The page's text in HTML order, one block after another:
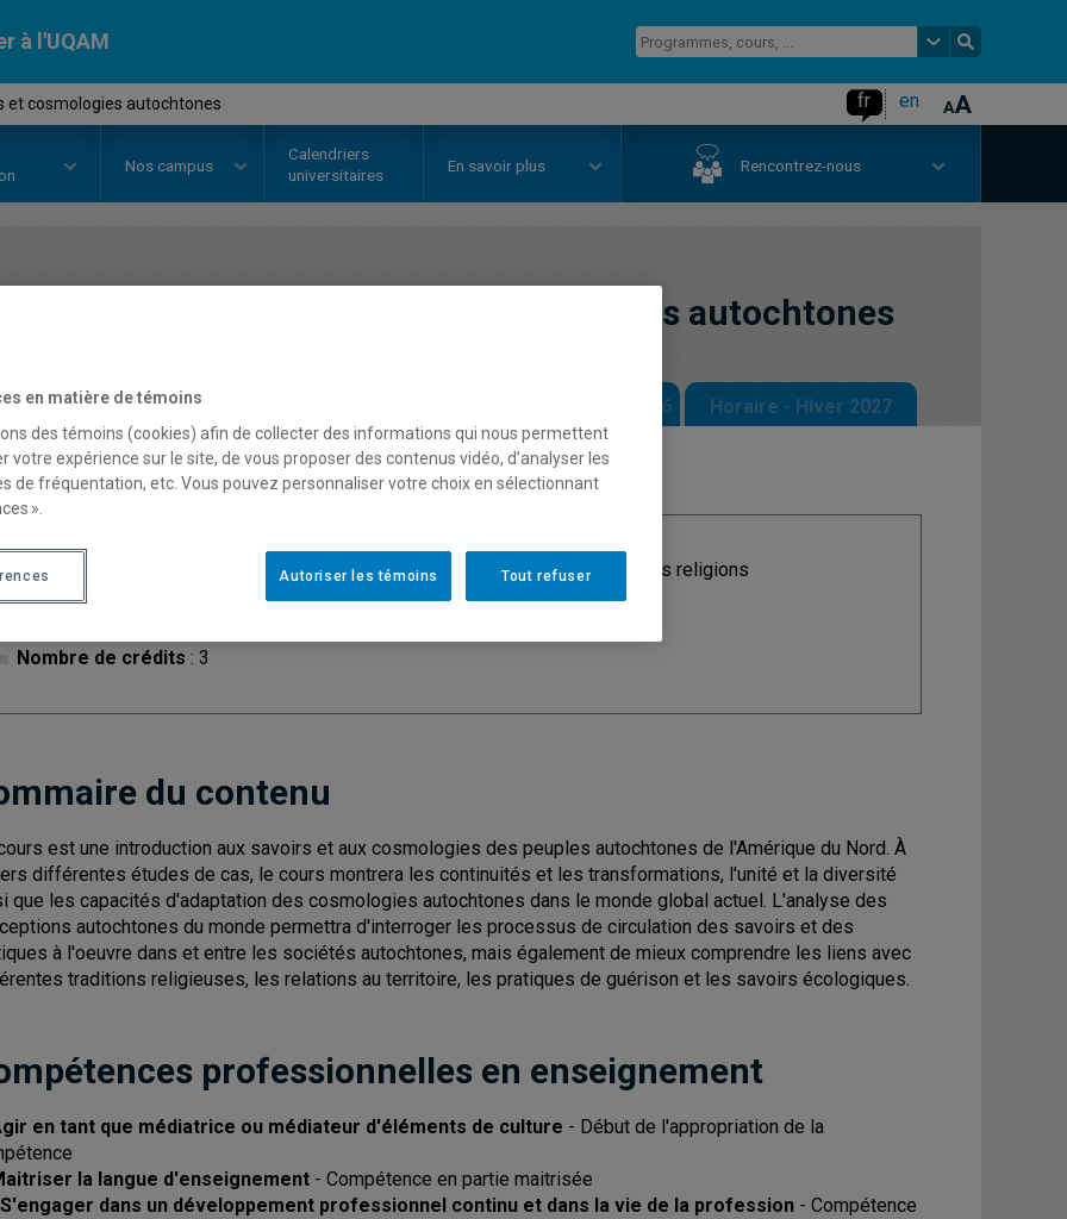
à l'UQAM
et cosmologies autochtones fr en
Nos campus
Calendriers
universitaires
En savoir plus Rencontrez-nous
Savoirs et cosmologies autochtones
Description Horaire - Automne 2026 Horaire - Hiver 2027
Cycle
Nombre de crédits : 3
Discipline: Science des religions
du contenu
est une introduction aux savoirs et aux cosmologies des peuples autochtones de l'Amérique du Nord. À
différentes études de cas, le cours montrera les continuités et les transformations, l'unité et la diversité
que les capacités d'adaptation des cosmologies autochtones dans le monde global actuel. L'analyse des
autochtones du monde permettra d'interroger les processus de circulation des savoirs et des
à l'oeuvre dans et entre les sociétés autochtones, mais également de mieux comprendre les liens avec
traditions religieuses, les relations au territoire, les pratiques de guérison et les savoirs écologiques.
professionnelles en enseignement
en tant que médiatrice ou médiateur d'éléments de culture - Début de l'appropriation de la
la langue d'enseignement - Compétence en partie maitrisée
dans un développement professionnel continu et dans la vie de la profession - Compétence
en matière de témoins
des témoins (cookies) afin de collecter des informations qui nous permettent
votre expérience sur le site, de vous proposer des contenus vidéo, d’analyser les
de fréquentation, etc. Vous pouvez personnaliser votre choix en sélectionnant
».
Tout refuser
Autoriser les témoins